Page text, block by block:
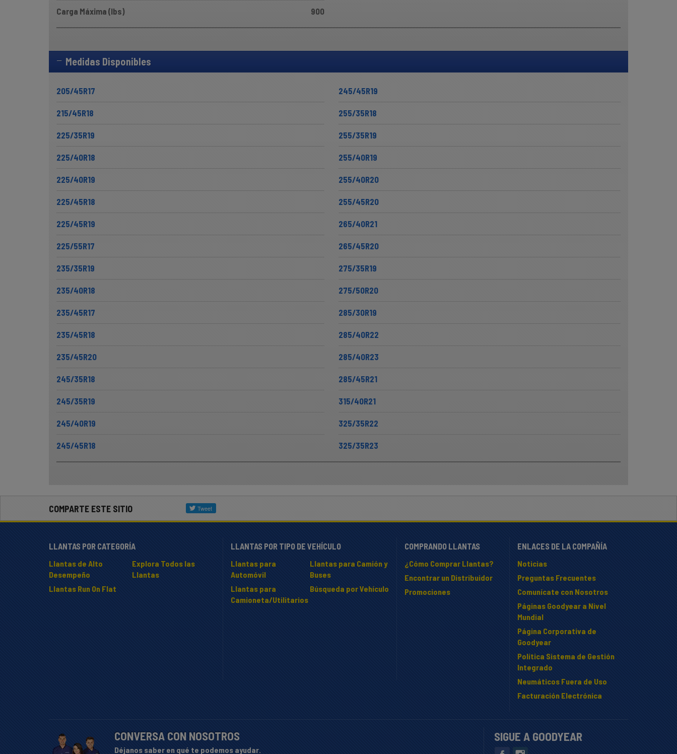
Carga Máxima (lbs) 900
Medidas Disponibles
205/45R17
215/45R18
225/35R19
225/40R18
225/40R19
225/45R18
225/45R19
225/55R17
235/35R19
235/40R18
235/45R17
235/45R18
235/45R20
245/35R18
245/35R19
245/40R19
245/45R18
245/45R19
255/35R18
255/35R19
255/40R19
255/40R20
255/45R20
265/40R21
265/45R20
275/35R19
275/50R20
285/30R19
285/40R22
285/40R23
285/45R21
315/40R21
325/35R22
325/35R23
COMPARTE ESTE SITIO
LLANTAS POR CATEGORÍA
Llantas de Alto
Desempeño
Llantas Run On Flat
Explora Todos las
Llantas
LLANTAS POR TIPO DE VEHÍCULO
Llantas para
Automóvil
Llantas para
Camioneta/Utilitarios
Llantas para Camión y
Buses
Búsqueda por Vehículo
COMPRANDO LLANTAS
¿Cómo Comprar Llantas?
Encontrar un Distribuidor
Promociones
ENLACES DE LA COMPAÑÍA
Noticias
Preguntas Frecuentes
Comunícate con Nosotros
Páginas Goodyear a Nivel
Mundial
Página Corporativa de
Goodyear
Política Sistema de Gestión
Integrado
Neumáticos Fuera de Uso
Facturación Electrónica
CONVERSA CON NOSOTROS
Déjanos saber en qué te podemos ayudar.
SIGUE A GOODYEAR